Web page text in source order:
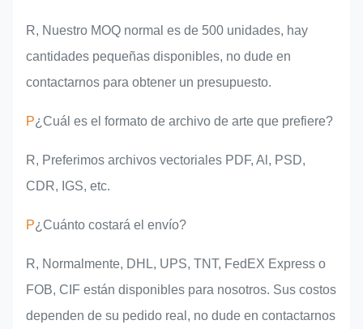
R, Nuestro MOQ normal es de 500 unidades, hay
cantidades pequeñas disponibles, no dude en
contactarnos para obtener un presupuesto.
P¿Cuál es el formato de archivo de arte que prefiere?
R, Preferimos archivos vectoriales PDF, Al, PSD,
CDR, IGS, etc.
P¿Cuánto costará el envío?
R, Normalmente, DHL, UPS, TNT, FedEX Express o
FOB, CIF están disponibles para nosotros. Sus costos
dependen de su pedido real, no dude en contactarnos